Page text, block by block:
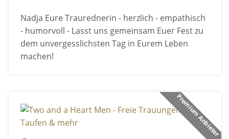
Nadja Eure Traurednerin - herzlich - empathisch
- humorvoll - Lasst uns gemeinsam Euer Fest zu
dem unvergesslichsten Tag in Eurem Leben
machen!
Premium Anbieter